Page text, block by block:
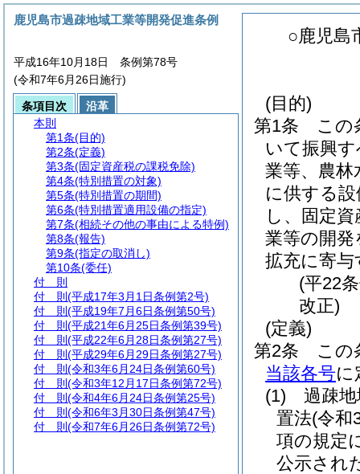
○鹿児島
(目的)
第1条
この
いて振興
業等、農林
に供する
し、固定
業等の開
拡充に寄
(平22
改正)
(定義)
第2条
この
当該各号に
(1)
過疎
置法(令和
項の規定
公示され
鹿児島市過疎地域工業等開発促進条例
平成16年10月18日 条例第78号
(令和7年6月26日施行)
条項目次
沿革
本則
第1条(目的)
第2条(定義)
第3条(固定資産税の課税免除)
第4条(特別措置の対象)
第5条(特別措置の期間)
第6条(特別措置適用設備の指定)
第7条(相続その他の事由による特例)
第8条(報告)
第9条(指定の取消し)
第10条(委任)
付 則
付 則 (平成17年3月1日条例第2号)
付 則 (平成19年7月6日条例第50号)
付 則 (平成21年6月25日条例第39号)
付 則 (平成22年6月28日条例第27号)
付 則 (平成29年6月29日条例第27号)
付 則 (令和3年6月24日条例第60号)
付 則 (令和3年12月17日条例第72号)
付 則 (令和4年6月24日条例第25号)
付 則 (令和6年3月30日条例第47号)
付 則 (令和7年6月26日条例第72号)